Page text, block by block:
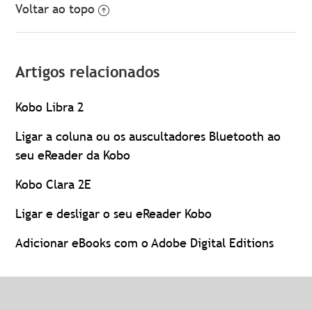
Voltar ao topo
Artigos relacionados
Kobo Libra 2
Ligar a coluna ou os auscultadores Bluetooth ao
seu eReader da Kobo
Kobo Clara 2E
Ligar e desligar o seu eReader Kobo
Adicionar eBooks com o Adobe Digital Editions